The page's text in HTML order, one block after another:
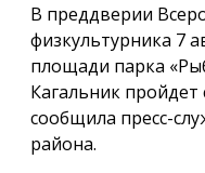
В преддверии
физкультурника 7
площади парка
Кагальник
сообщила пресс-
района.